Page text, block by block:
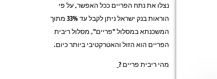
נצלו את נתח הפריים ככל האפשר, על פי
הוראות בנק ישראל ניתן לקבל עד 33% מתוך
המשכנתא במסלול "פריים", מסלול ריבית
הפריים הוא הזול והאטרקטיבי ביותר כיום.
מהי ריבית פריים ?